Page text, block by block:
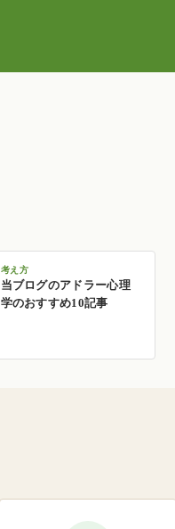
考え方
当ブログのアドラー心理
学のおすすめ10記事